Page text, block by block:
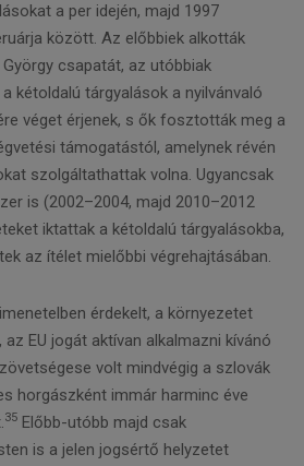
a per idején, majd 1997
között. Az előbbiek alkották
csapatát, az utóbbiak
kétoldalú tárgyalások a nyilvánvaló
véget érjenek, s ők fosztották meg a
támogatástól, amelynek révén
szolgáltathattak volna. Ugyancsak
is (2002–2004, majd 2010–2012
iktattak a kétoldalú tárgyalásokba,
az ítélet mielőbbi végrehajtásában.
érdekelt, a környezetet
EU jogát aktívan alkalmazni kívánó
volt mindvégig a szlovák
horgászként immár harminc éve
35 Előbb-utóbb majd csak
is a jelen jogsértő helyzetet